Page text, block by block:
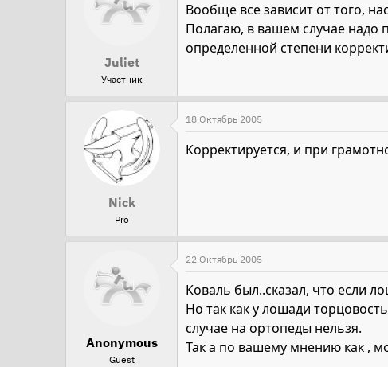
Juliet
Участник
Вообще все зависит от того,
Полагаю, в вашем случае надо
определенной степени
Nick
Pro
18 Октябрь 2005
Корректируется, и при
Anonymous
Guest
22 Октябрь 2005
Коваль был..сказал, что если
Но так как у лошади
случае на ортопеды нельзя.
Так а по вашему мнению как ,